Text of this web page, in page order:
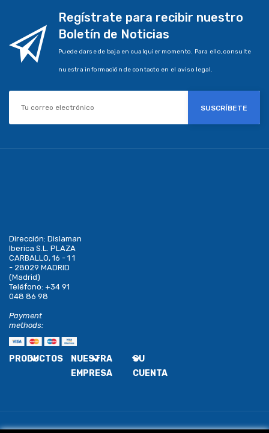
Regístrate para recibir nuestro
Boletín de Noticias
Puede darse de baja en cualquier momento. Para ello, consulte
nuestra información de contacto en el aviso legal.
SUSCRÍBETE
Dirección: Dislaman
Iberica S.L. PLAZA
CARBALLO, 16 - 1 1
- 28029 MADRID
(Madrid)
Teléfono: +34 91
048 86 98
Payment
methods:
PRODUCTOS
NUESTRA
EMPRESA
SU
CUENTA